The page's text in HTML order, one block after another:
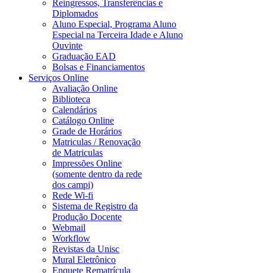
Reingressos, Transferências e
Diplomados
Aluno Especial, Programa Aluno
Especial na Terceira Idade e Aluno
Ouvinte
Graduação EAD
Bolsas e Financiamentos
Serviços Online
Avaliação Online
Biblioteca
Calendários
Catálogo Online
Grade de Horários
Matriculas / Renovação
de Matriculas
Impressões Online
(somente dentro da rede
dos campi)
Rede Wi-fi
Sistema de Registro da
Produção Docente
Webmail
Workflow
Revistas da Unisc
Mural Eletrônico
Enquete Rematrícula